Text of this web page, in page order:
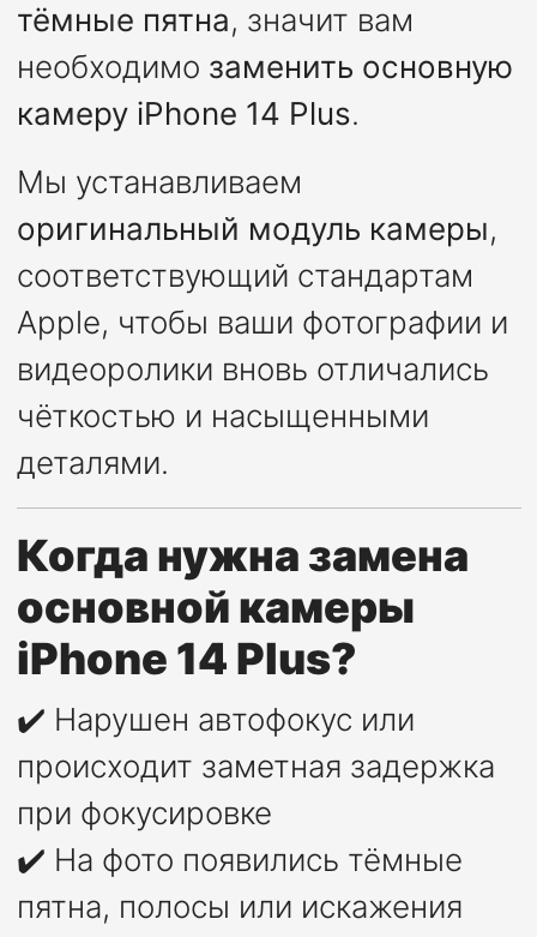
тёмные пятна, значит вам
необходимо заменить основную
камеру iPhone 14 Plus.
Мы устанавливаем
оригинальный модуль камеры,
соответствующий стандартам
Apple, чтобы ваши фотографии и
видеоролики вновь отличались
чёткостью и насыщенными
деталями.
Когда нужна замена
основной камеры
iPhone 14 Plus?
✔️ Нарушен автофокус или
происходит заметная задержка
при фокусировке
✔️ На фото появились тёмные
пятна, полосы или искажения